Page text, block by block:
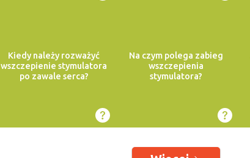
Kiedy należy rozważyć
wszczepienie stymulatora
po zawale serca?
Na czym polega zabieg
wszczepienia
stymulatora?